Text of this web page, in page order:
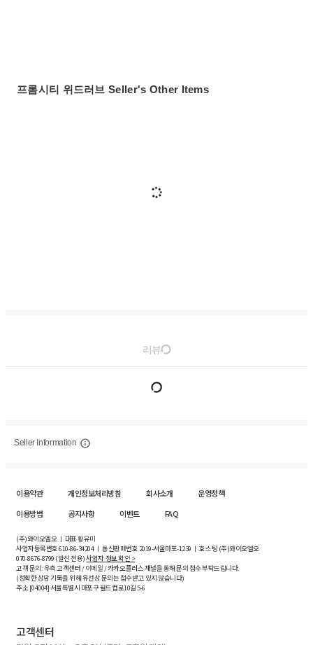
프롬시티 위드러브 Seller's Other Items
리뷰
Seller Information
이용약관 개인정보처리방침 회사소개
운영정책
이용방법
공지사항 이벤트 FAQ
(주)와이오엘오 ㅣ 대표 황유미
사업자등록번호610-86-34204ㅣ 통신판매번호 2019-서울마포-1239 ㅣ 호스팅 (주)와이오엘오
070-8676-8799 (발신 전용)사업자 정보 확인 >
고객 문의: 우측 고객센터 / 이메일 / 카카오플러스 채널을 통해 문의 접수 부탁드립니다.
(정확한 상담 기록을 위해 유선상 문의는 접수받고 있지 않습니다)
주소 [04004] 서울특별시 마포구 월드컵로10길5-6
고객센터